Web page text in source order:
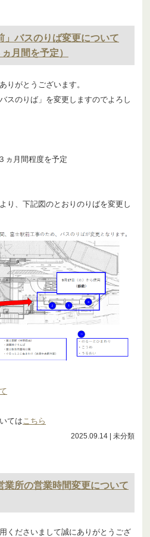
」バスのりば変更について
月間を予定）
りがとうございます。
スのりば」を変更しますのでよろし
ヵ月間程度を予定
り、下記図のとおりのりばを変更し
てはこちら
2025.09.14| 未分類
業所の営業時間変更について
くださいまして誠にありがとうござ